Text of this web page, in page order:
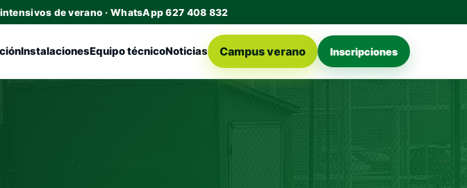
de verano · WhatsApp 627 408 832
InstalacionesEquipo técnicoNoticias Campus verano Inscripciones